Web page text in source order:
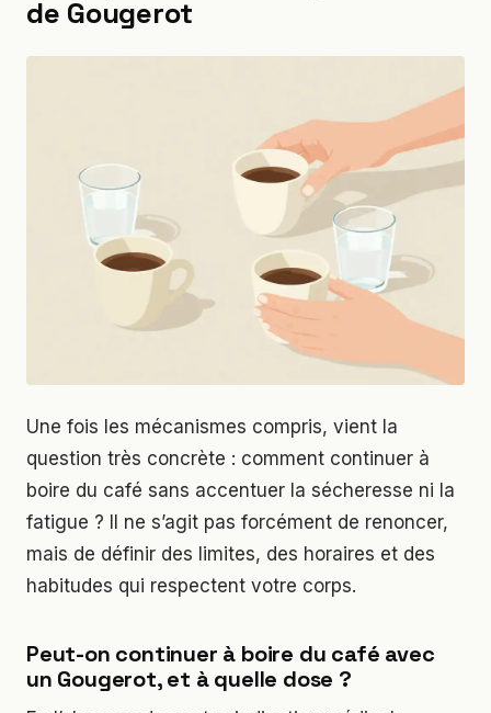
de Gougerot
Une fois les mécanismes compris, vient la
question très concrète : comment continuer à
boire du café sans accentuer la sécheresse ni la
fatigue ? Il ne s’agit pas forcément de renoncer,
mais de définir des limites, des horaires et des
habitudes qui respectent votre corps.
Peut-on continuer à boire du café avec
un Gougerot, et à quelle dose ?